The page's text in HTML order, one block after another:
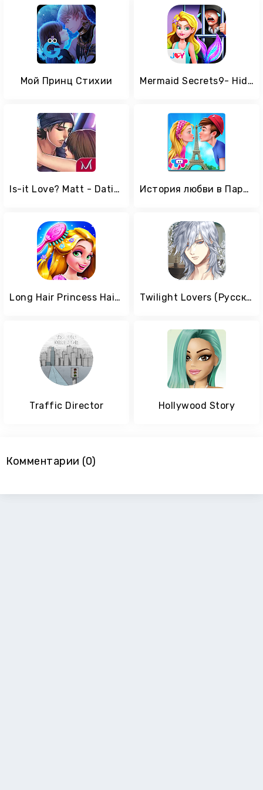
Мой Принц Стихии Mermaid Secrets9- Hidden Crimes in High School
Is-it Love? Matt - Dating Sim История любви в Париже – Бойфренд-француз
Long Hair Princess Hair Salon Twilight Lovers (Русский): Romance You Choose
Traffic Director Hollywood Story
Комментарии (0)